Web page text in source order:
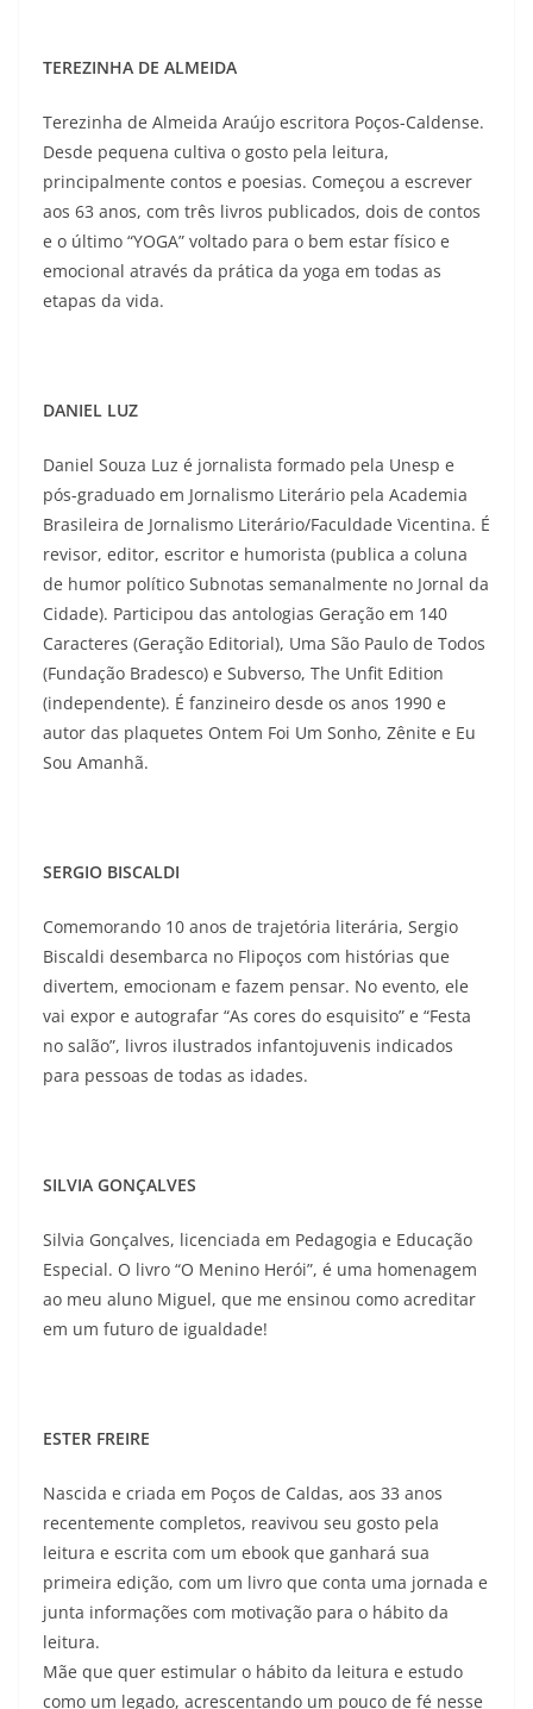
TEREZINHA DE ALMEIDA
Terezinha de Almeida Araújo escritora Poços-Caldense.
Desde pequena cultiva o gosto pela leitura,
principalmente contos e poesias. Começou a escrever
aos 63 anos, com três livros publicados, dois de contos
e o último “YOGA” voltado para o bem estar físico e
emocional através da prática da yoga em todas as
etapas da vida.
DANIEL LUZ
Daniel Souza Luz é jornalista formado pela Unesp e
pós-graduado em Jornalismo Literário pela Academia
Brasileira de Jornalismo Literário/Faculdade Vicentina. É
revisor, editor, escritor e humorista (publica a coluna
de humor político Subnotas semanalmente no Jornal da
Cidade). Participou das antologias Geração em 140
Caracteres (Geração Editorial), Uma São Paulo de Todos
(Fundação Bradesco) e Subverso, The Unfit Edition
(independente). É fanzineiro desde os anos 1990 e
autor das plaquetes Ontem Foi Um Sonho, Zênite e Eu
Sou Amanhã.
SERGIO BISCALDI
Comemorando 10 anos de trajetória literária, Sergio
Biscaldi desembarca no Flipoços com histórias que
divertem, emocionam e fazem pensar. No evento, ele
vai expor e autografar “As cores do esquisito” e “Festa
no salão”, livros ilustrados infantojuvenis indicados
para pessoas de todas as idades.
SILVIA GONÇALVES
Silvia Gonçalves, licenciada em Pedagogia e Educação
Especial. O livro “O Menino Herói”, é uma homenagem
ao meu aluno Miguel, que me ensinou como acreditar
em um futuro de igualdade!
ESTER FREIRE
Nascida e criada em Poços de Caldas, aos 33 anos
recentemente completos, reavivou seu gosto pela
leitura e escrita com um ebook que ganhará sua
primeira edição, com um livro que conta uma jornada e
junta informações com motivação para o hábito da
leitura.
Mãe que quer estimular o hábito da leitura e estudo
como um legado, acrescentando um pouco de fé nesse